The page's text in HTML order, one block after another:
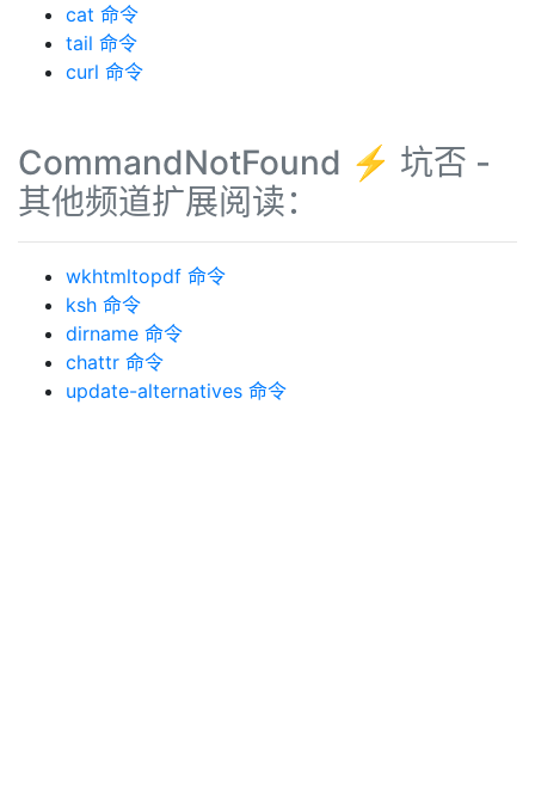
cat 命令
tail 命令
curl 命令
CommandNotFound ⚡️ 坑否 -
其他频道扩展阅读：
wkhtmltopdf 命令
ksh 命令
dirname 命令
chattr 命令
update-alternatives 命令